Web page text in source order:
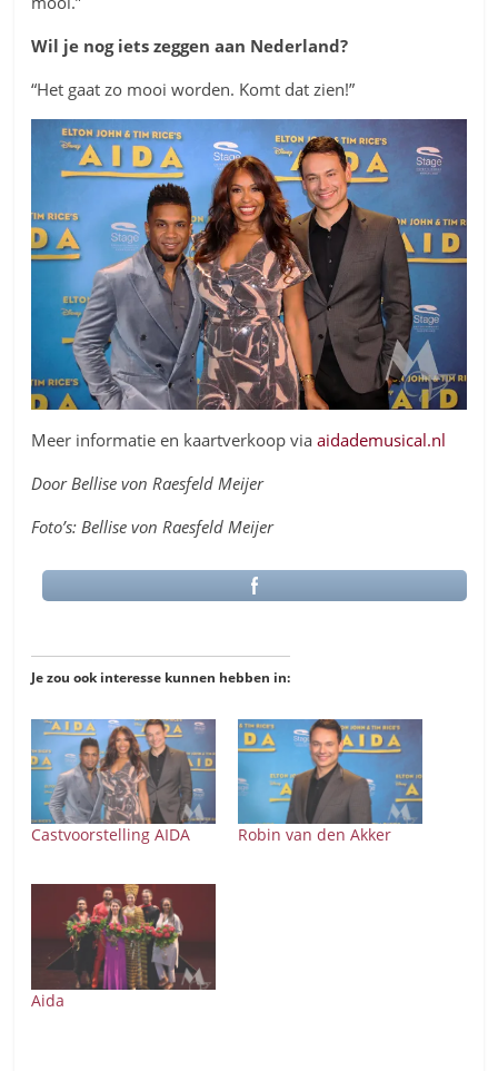
Wil je nog iets zeggen aan Nederland?
“Het gaat zo mooi worden. Komt dat zien!”
Meer informatie en kaartverkoop viaaidademusical.nl
Door Bellise von Raesfeld Meijer
Foto’s: Bellise von Raesfeld Meijer
Je zou ook interesse kunnen hebben in:
Castvoorstelling AIDA Robin van den Akker
Aida